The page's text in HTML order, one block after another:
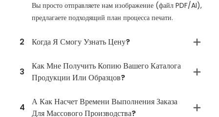
Вы просто отправляете нам изображение (файл PDF/AI),
предлагаете подходящий план процесса печати.
2 Когда Я Смогу Узнать Цену?
3
Как Мне Получить Копию Вашего Каталога
Продукции Или Образцов?
4
А Как Насчет Времени Выполнения Заказа
Для Массового Производства?